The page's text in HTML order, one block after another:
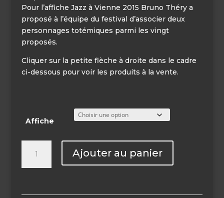
Pour l’affiche Jazz à Vienne 2015 Bruno Théry a
proposé à l’équipe du festival d’associer deux
personnages totémiques parmi les vingt
proposés.
Cliquer sur la petite flèche à droite dans le cadre
ci-dessous pour voir les produits à la vente.
Affiche
Affiche
Ajouter au panier